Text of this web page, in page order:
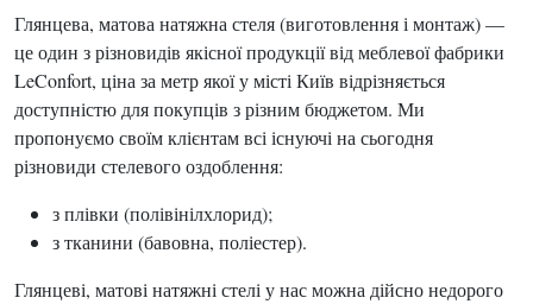
Глянцева, матова натяжна стеля (виготовлення і монтаж) —
це один з різновидів якісної продукції від меблевої фабрики
LeConfort, ціна за метр якої у місті Київ відрізняється
доступністю для покупців з різним бюджетом. Ми
пропонуємо своїм клієнтам всі існуючі на сьогодня
різновиди стелевого оздоблення:
з плівки (полівінілхлорид);
з тканини (бавовна, поліестер).
Глянцеві, матові натяжні стелі у нас можна дійсно недорого